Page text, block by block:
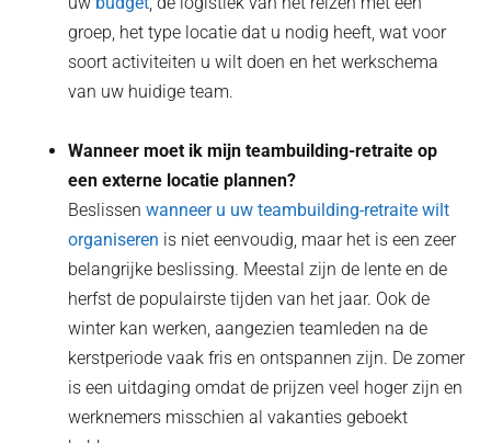
groep, het type locatie dat u nodig heeft, wat voor
soort activiteiten u wilt doen en het werkschema
van uw huidige team.
Wanneer moet ik mijn teambuilding-retraite op
een externe locatie plannen?
Beslissenwanneer u uw teambuilding-retraite wilt
organiseren is niet eenvoudig, maar het is een zeer
belangrijke beslissing. Meestal zijn de lente en de
herfst de populairste tijden van het jaar. Ook de
winter kan werken, aangezien teamleden na de
kerstperiode vaak fris en ontspannen zijn. De zomer
is een uitdaging omdat de prijzen veel hoger zijn en
werknemers misschien al vakanties geboekt